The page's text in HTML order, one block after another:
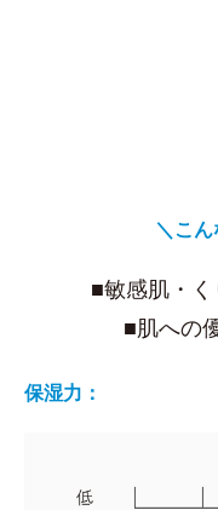
＼こ
■敏感肌・
■肌への
保湿力：